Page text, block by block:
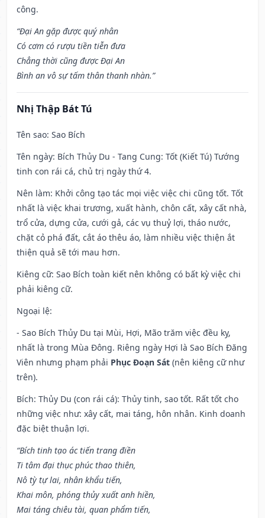
công.
“Đại An gặp được quý nhân
Có cơm có rượu tiền tiễn đưa
Chẳng thời cũng được Đại An
Bình an vô sự tấm thân thanh nhàn.”
Nhị Thập Bát Tú
Tên sao: Sao Bích
Tên ngày: Bích Thủy Du - Tang Cung: Tốt (Kiết Tú) Tướng
tinh con rái cá, chủ trị ngày thứ 4.
Nên làm: Khởi công tạo tác mọi việc việc chi cũng tốt. Tốt
nhất là việc khai trương, xuất hành, chôn cất, xây cất nhà,
trổ cửa, dựng cửa, cưới gả, các vụ thuỷ lợi, tháo nước,
chặt cỏ phá đất, cắt áo thêu áo, làm nhiều việc thiện ắt
thiện quả sẽ tới mau hơn.
Kiêng cữ: Sao Bích toàn kiết nên không có bất kỳ việc chi
phải kiêng cữ.
Ngoại lệ:
- Sao Bích Thủy Du tại Mùi, Hợi, Mão trăm việc đều kỵ,
nhất là trong Mùa Đông. Riêng ngày Hợi là Sao Bích Đăng
Viên nhưng phạm phải Phục Đoạn Sát (nên kiêng cữ như
trên).
Bích: Thủy Du (con rái cá): Thủy tinh, sao tốt. Rất tốt cho
những việc như: xây cất, mai táng, hôn nhân. Kinh doanh
đặc biệt thuận lợi.
“Bích tinh tạo ác tiến trang điền
Ti tâm đại thục phúc thao thiên,
Nô tỳ tự lai, nhân khẩu tiến,
Khai môn, phóng thủy xuất anh hiền,
Mai táng chiêu tài, quan phẩm tiến,